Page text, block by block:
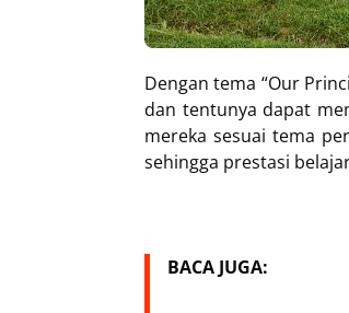
Dengan tema “Our
dan tentunya dapat
mereka sesuai tema
sehingga prestasi
BACA JUGA: